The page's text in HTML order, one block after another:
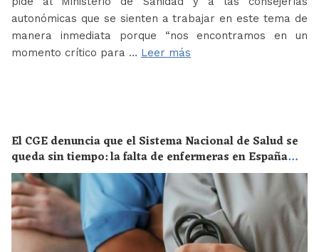
autonómicas que se sienten a trabajar en este tema de
manera inmediata porque “nos encontramos en un
momento crítico para … Leer más
El CGE denuncia que el Sistema Nacional de Salud se
queda sin tiempo: la falta de enfermeras en España
supone un riesgo enorme para la salud de toda la
población